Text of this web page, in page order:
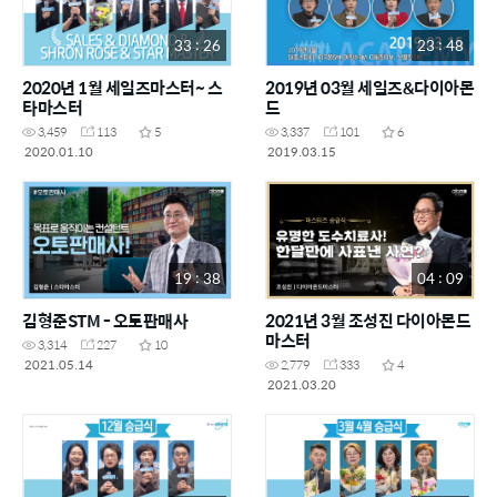
33 : 26
2020년 1월 세일즈마스터~ 스
타마스터
3,459 113
5
2020.01.10
23 : 48
2019년 03월 세일즈&다이아몬
드
3,337 101
6
2019.03.15
19 : 38
김형준STM - 오토판매사
3,314 227
10
2021.05.14
04 : 09
2021년 3월 조성진 다이아몬드
마스터
2,779 333
4
2021.03.20